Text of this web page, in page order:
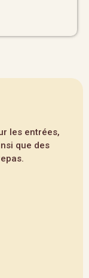
les entrées,
que des